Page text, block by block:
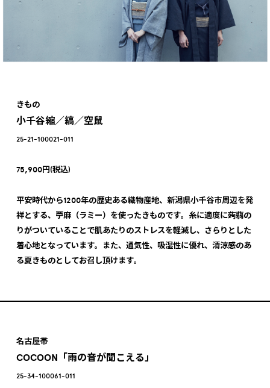
きもの
小千谷縮／縞／空鼠
25-21-100021-011
75,900円(税込)
平安時代から1200年の歴史ある織物産地、新潟県小千谷市周辺を発
祥とする、苧麻（ラミー）を使ったきものです。糸に適度に蒟蒻の
りがついていることで肌あたりのストレスを軽減し、さらりとした
着心地となっています。また、通気性、吸湿性に優れ、清涼感のあ
る夏きものとしてお召し頂けます。
名古屋帯
COCOON「雨の音が聞こえる」
25-34-100061-011